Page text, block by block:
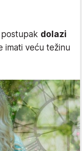
dolazi
imati veću težinu